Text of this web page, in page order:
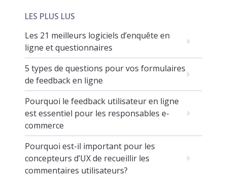
LES PLUS LUS
Les 21 meilleurs logiciels d’enquête en
ligne et questionnaires
5 types de questions pour vos formulaires
de feedback en ligne
Pourquoi le feedback utilisateur en ligne
est essentiel pour les responsables e-
commerce
Pourquoi est-il important pour les
concepteurs d’UX de recueillir les
commentaires utilisateurs?